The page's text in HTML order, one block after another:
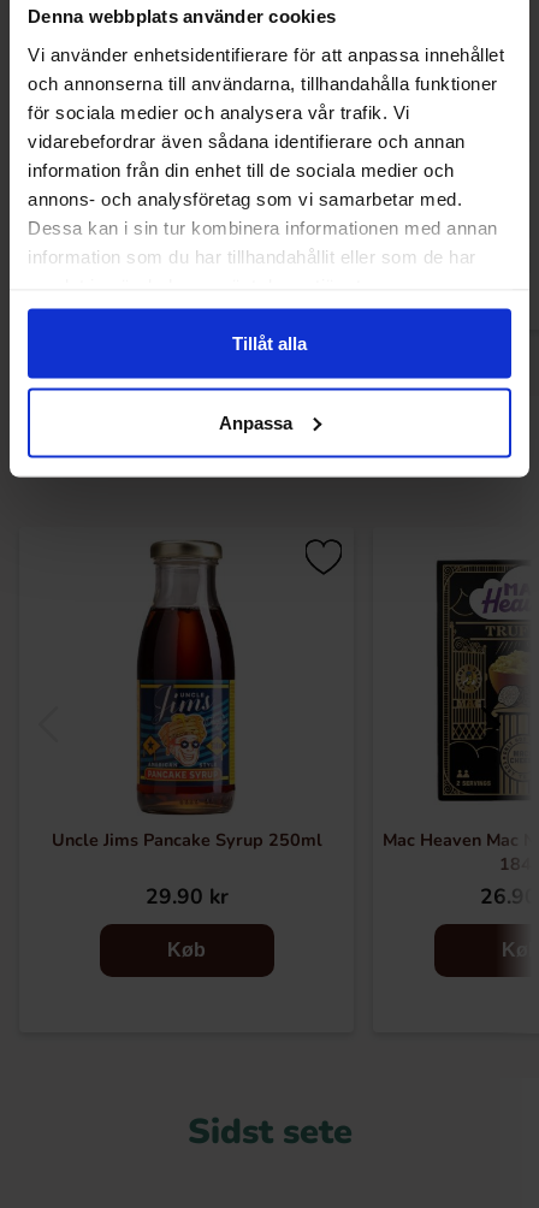
Denna webbplats använder cookies
Vi använder enhetsidentifierare för att anpassa innehållet
och annonserna till användarna, tillhandahålla funktioner
för sociala medier och analysera vår trafik. Vi
vidarebefordrar även sådana identifierare och annan
information från din enhet till de sociala medier och
annons- och analysföretag som vi samarbetar med.
Dessa kan i sin tur kombinera informationen med annan
information som du har tillhandahållit eller som de har
Tillåt alla
Anpassa
Sanfeng White Sesame Paste 280g
59.90 kr
Køb
Nanguo Yellow
Andre kunne lide
Uncle Jims Pancake Syrup 250ml
29.90 kr
Køb
Mac Heaven Mac
Køb
Sidst sete